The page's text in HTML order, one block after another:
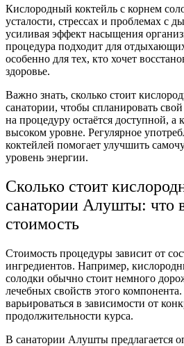
Кислородный коктейль с корнем
усталости, стрессах и проблемах с
усиливая эффект насыщения
процедура подходит для
особенно для тех, кто хочет
здоровье.
Важно знать, сколько стоит
санатории, чтобы спланировать
на процедуру остаётся доступной, а
высоком уровне. Регулярное
коктейлей помогает улучшить
уровень энергии.
Сколько стоит
санатории Алушты: что
стоимость
Стоимость процедуры зависит от
ингредиентов. Например,
солодки обычно стоит немного
лечебных свойств этого
варьироваться в зависимости от
продолжительности курса.
В санатории Алушты предлагается